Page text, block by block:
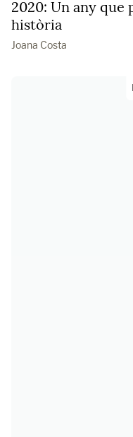
2020: Un any que
història
Joana Costa